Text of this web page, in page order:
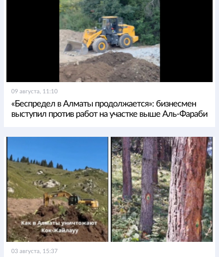
09 августа, 11:10
«Беспредел в Алматы продолжается»: бизнесмен
выступил против работ на участке выше Аль-Фараби
03 августа, 15:37